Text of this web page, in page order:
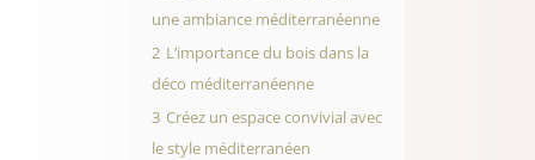
une ambiance méditerranéenne
2 L’importance du bois dans la
déco méditerranéenne
3 Créez un espace convivial avec
le style méditerranéen